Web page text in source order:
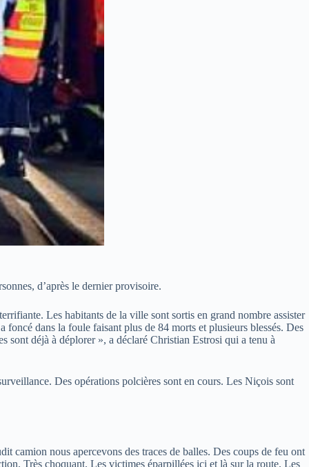
d’après le dernier provisoire.
Les habitants de la ville sont sortis en grand nombre assister
dans la foule faisant plus de 84 morts et plusieurs blessés. Des
sont déjà à déplorer », a déclaré Christian Estrosi qui a tenu à
Des opérations polcières sont en cours. Les Niçois sont
camion nous apercevons des traces de balles. Des coups de feu ont
Très choquant. Les victimes éparpillées ici et là sur la route. Les